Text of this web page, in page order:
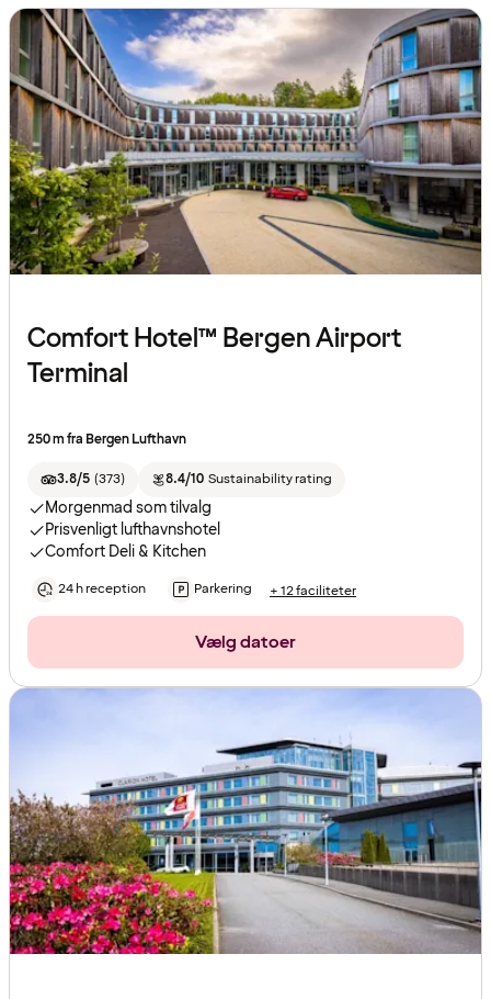
Se
listen
over
hoteller
Comfort Hotel™ Bergen Airport
Terminal
250 m fra Bergen Lufthavn
3.8/5 (373) 8.4/10 Sustainability rating
Morgenmad som tilvalg
Prisvenligt lufthavnshotel
Comfort Deli & Kitchen
24 h reception Parkering + 12 faciliteter
Vælg datoer